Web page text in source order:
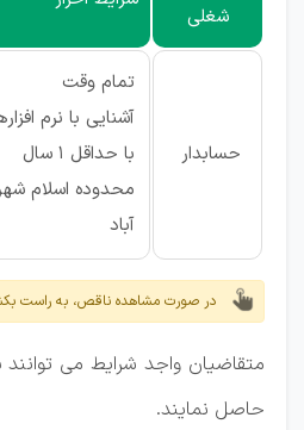
شغلی
حسابدار
تمام وقت
آشنایی با نرم
با حداقل 1 سال
محدوده اسلام
آباد
در صورت مشاهده ناقص، به راست
متقاضیان واجد شرایط می توانند
حاصل نمایند.